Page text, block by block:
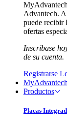
Advantech.
puede recibir
ofertas
Inscríbase
de su cuenta.
Registrarse
MyAdvantech
Productos
Placas